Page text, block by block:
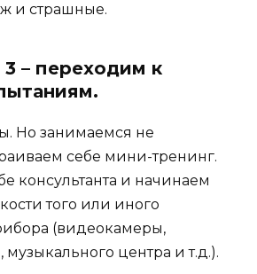
и страшные.
– переходим к
Но занимаемся не
себе мини-тренинг.
консультанта и начинаем
того или иного
(видеокамеры,
центра и т.д.).